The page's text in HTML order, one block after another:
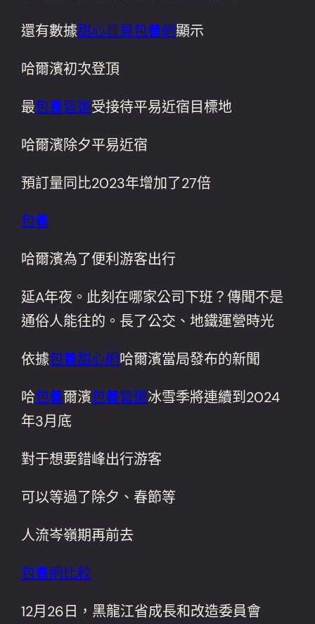
還有數據甜心寶貝包養網顯示
哈爾濱初次登頂
最包養管道受接待平易近宿目標地
哈爾濱除夕平易近宿
預訂量同比2023年增加了27倍
包養
哈爾濱為了便利游客出行
延A年夜。此刻在哪家公司下班？傳聞不是
通俗人能往的。長了公交、地鐵運營時光
依據包養甜心網哈爾濱當局發布的新聞
哈包養爾濱包養管道冰雪季將連續到2024
年3月底
對于想要錯峰出行游客
可以等過了除夕、春節等
人流岑嶺期再前去
包養網比較
12月26日，黑龍江省成長和改造委員會